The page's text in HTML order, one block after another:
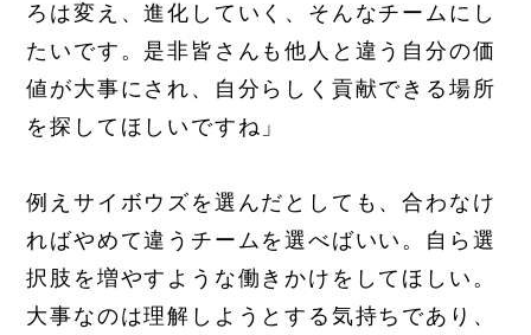
ろは変え、進化していく、そんなチームにし
たいです。是非皆さんも他人と違う自分の価
値が大事にされ、自分らしく貢献できる場所
を探してほしいですね」
例えサイボウズを選んだとしても、合わなけ
ればやめて違うチームを選べばいい。自ら選
択肢を増やすような働きかけをしてほしい。
大事なのは理解しようとする気持ちであり、